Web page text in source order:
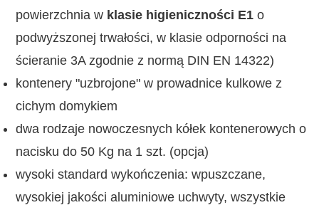
powierzchnia w klasie higieniczności E1 o
podwyższonej trwałości, w klasie odporności na
ścieranie 3A zgodnie z normą DIN EN 14322)
kontenery "uzbrojone" w prowadnice kulkowe z
cichym domykiem
dwa rodzaje nowoczesnych kółek kontenerowych o
nacisku do 50 Kg na 1 szt. (opcja)
wysoki standard wykończenia: wpuszczane,
wysokiej jakości aluminiowe uchwyty, wszystkie